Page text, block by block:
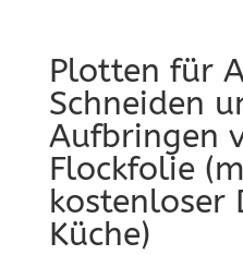
Plotten für
Schneiden
Aufbringen
Flockfolie
kostenloser
Küche)